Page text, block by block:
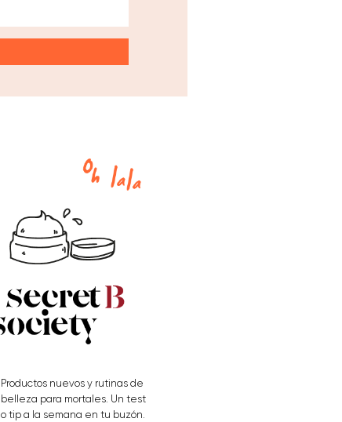
Productos nuevos y rutinas de
belleza para mortales. Un test
o tip a la semana en tu buzón.